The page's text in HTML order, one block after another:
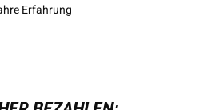
Erfahrung